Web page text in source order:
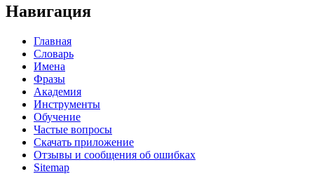
Навигация
Главная
Словарь
Имена
Фразы
Академия
Инструменты
Обучение
Частые вопросы
Скачать приложение
Отзывы и сообщения об ошибках
Sitemap